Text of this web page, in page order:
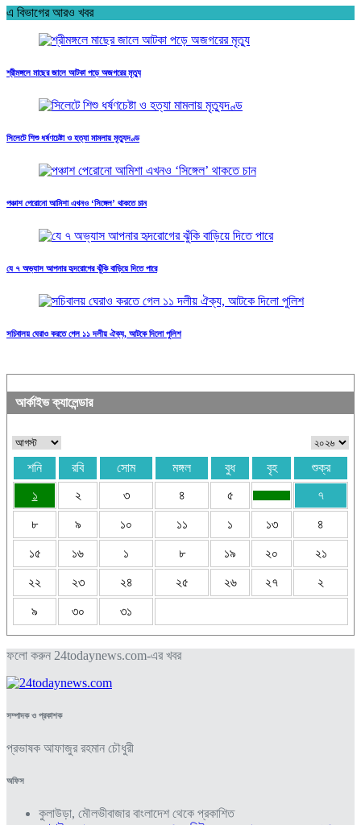
এ বিভাগের আরও খবর
শ্রীমঙ্গলে মাছের জালে আটকা পড়ে অজগরের মৃত্যু
সিলেটে শিশু ধর্ষণচেষ্টা ও হত্যা মামলায় মৃত্যুদণ্ড
পঞ্চাশ পেরোনো আমিশা এখনও ‘সিঙ্গেল’ থাকতে চান
যে ৭ অভ্যাস আপনার হৃদরোগের ঝুঁকি বাড়িয়ে দিতে পারে
সচিবালয় ঘেরাও করতে গেল ১১ দলীয় ঐক্য, আটকে দিলো পুলিশ
আর্কাইভ ক্যালেন্ডার
শনি রবি সোম মঙ্গল বুধ বৃহ
শুক্র
১
২ ৩ ৪ ৫ ৭
৮ ৯ ১০ ১১ ১ ১৩ ৪
১৫ ১৬ ১ ৮ ১৯ ২০ ২১
২২ ২৩ ২৪ ২৫ ২৬ ২৭ ২
৯ ৩০ ৩১
ফলো করুন 24todaynews.com-এর খবর
সম্পাদক ও প্রকাশক
প্রভাষক আফাজুর রহমান চৌধুরী
অফিস
কুলাউড়া, মৌলভীবাজার বাংলাদেশ থেকে প্রকাশিত